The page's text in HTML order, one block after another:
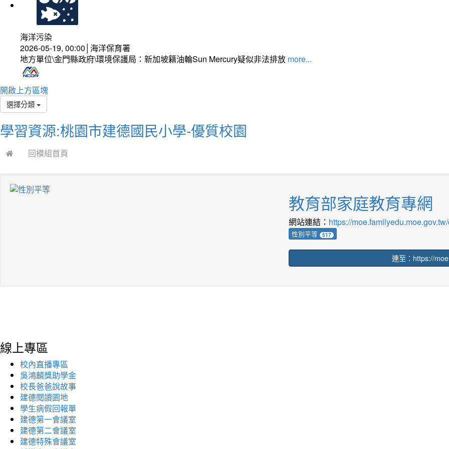
海洋污染
2026-05-19, 00:00│海洋保育署
地方單位\金門縣政府\環境保護局：新加坡籍油輪Sun Mercury疑似非法排放 more...
開啟上方區塊
選擇分類
學習資源:桃園市建德國民小學-優質校園
回模組首頁
教育部家庭教育專網
網站連結： https://
性別平等 517
連至：https://
線上專區
校內直播專區
吳鴻麟獎助學金
校長爸爸說故事
建德閱讀園地
學生病假回報單
建德第一會議室
建德第二會議室
建德特殊會議室